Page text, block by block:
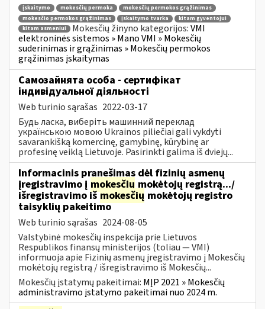
įskaitymo mokesčių permoka
mokesčių permokos grąžinimas
mokesčio permokos grąžinimas
įskaitymo tvarka
kitam gyventojui
kitam asmeniui
Mokesčių žinyno kategorijos:VMI
elektroninės sistemos » Mano VMI » Mokesčių
suderinimas ir grąžinimas » Mokesčių permokos
grąžinimas įskaitymas
Самозайнята особа - сертифікат
індивідуальної діяльності
Web turinio sąrašas 2022-03-17
Будь ласка, виберіть машинний переклад
українською мовою Ukrainos piliečiai gali vykdyti
savarankišką komercinę, gamybinę, kūrybinę ar
profesinę veiklą Lietuvoje. Pasirinkti galima iš dviejų...
Informacinis pranešimas dėl fizinių asmenų
įregistravimo į mokesčių mokėtojų registrą.../
išregistravimo išmokesčių mokėtojų registro
taisyklių pakeitimo
Web turinio sąrašas 2024-08-05
Valstybinė mokesčių inspekcija prie Lietuvos
Respublikos finansų ministerijos (toliau — VMI)
informuoja apie Fizinių asmenų įregistravimo į Mokesčių
mokėtojų registrą / išregistravimo iš Mokesčių...
Mokesčių įstatymų pakeitimai: MĮP 2021 » Mokesčių
administravimo įstatymo pakeitimai nuo 2024 m.